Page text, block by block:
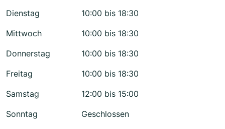
Dienstag
10:00 bis 18:30
Mittwoch
10:00 bis 18:30
Donnerstag
10:00 bis 18:30
Freitag
10:00 bis 18:30
Samstag
12:00 bis 15:00
Sonntag
Geschlossen